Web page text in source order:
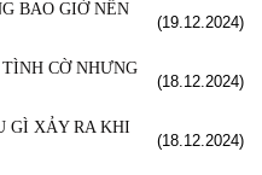
BAO GIỜ NÊN
(19.12.2024)
CỜ NHƯNG
(18.12.2024)
GÌ XẢY RA KHI
(18.12.2024)